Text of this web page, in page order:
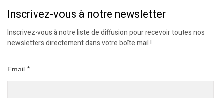
Inscrivez-vous à notre newsletter
Inscrivez-vous à notre liste de diffusion pour recevoir toutes nos
newsletters directement dans votre boîte mail !
Email *